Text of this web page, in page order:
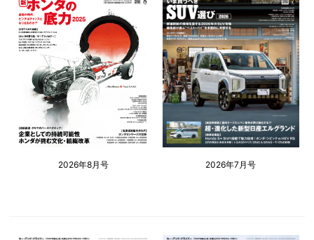
2026年8月号 2026年7月号